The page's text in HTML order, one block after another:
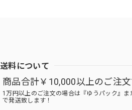
送料について
商品合計￥10,000以上のご注
1万円以上のご注文の場合は『ゆうパック』ま
で発送致します！